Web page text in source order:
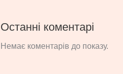
Останні коментарі
Немає коментарів до показу.